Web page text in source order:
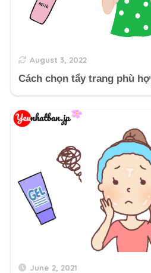
August 3, 2022
Cách chọn tẩy trang phù
June 2, 2021